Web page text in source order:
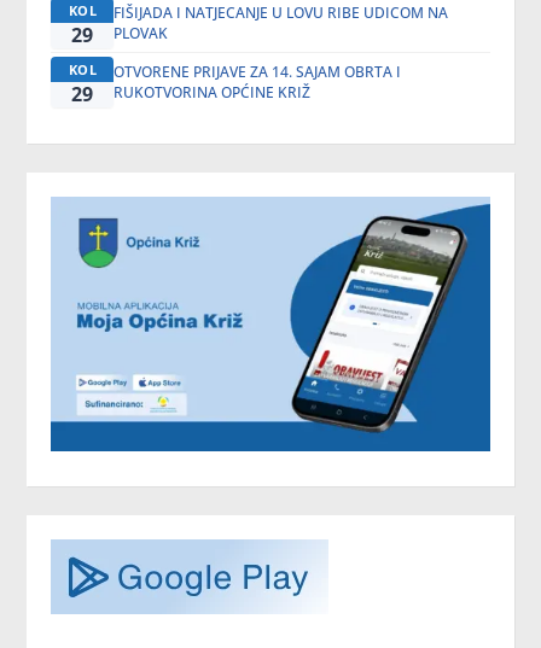
KOL
29
FIŠIJADA I NATJECANJE U LOVU RIBE UDICOM NA
PLOVAK
KOL
29
OTVORENE PRIJAVE ZA 14. SAJAM OBRTA I
RUKOTVORINA OPĆINE KRIŽ